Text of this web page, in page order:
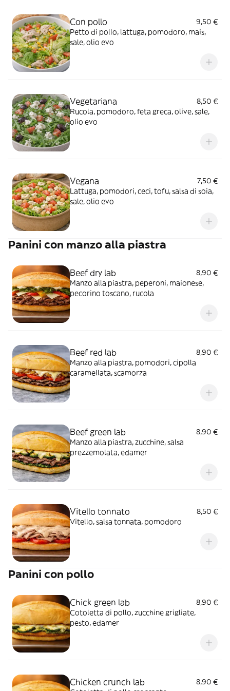
Con pollo
9,50 €
Petto di pollo, lattuga, pomodoro, mais,
sale, olio evo
Vegetariana
8,50 €
Rucola, pomodoro, feta greca, olive, sale,
olio evo
Vegana
7,50 €
Lattuga, pomodori, ceci, tofu, salsa di soia,
sale, olio evo
Panini con manzo alla piastra
Beef dry lab
8,90 €
Manzo alla piastra, peperoni, maionese,
pecorino toscano, rucola
Beef red lab
8,90 €
Manzo alla piastra, pomodori, cipolla
caramellata, scamorza
Beef green lab
8,90 €
Manzo alla piastra, zucchine, salsa
prezzemolata, edamer
Vitello tonnato
8,50 €
Vitello, salsa tonnata, pomodoro
Panini con pollo
Chick green lab
8,90 €
Cotoletta di pollo, zucchine grigliate,
pesto, edamer
Chicken crunch lab
8,90 €